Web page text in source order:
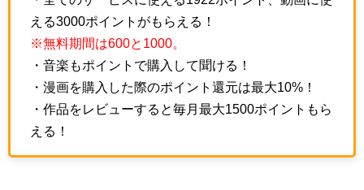
える3000ポイントがもらえる！
※無料期間は600と1000。
・音楽もポイントで購入して聞ける！
・漫画を購入した際のポイント還元は最大10%！
・作品をレビューすると毎月最大1500ポイントもら
える！